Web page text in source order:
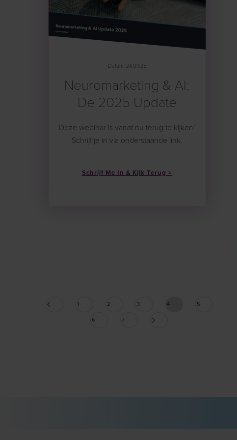
Datum: 24.09.25
Neuromarketing & AI:
De 2025 Update
Deze webinar is vanaf nu terug te kijken!
Schrijf je in via onderstaande link.
Schrijf Me In & Kijk Terug
1 2 3 4 5
6 7